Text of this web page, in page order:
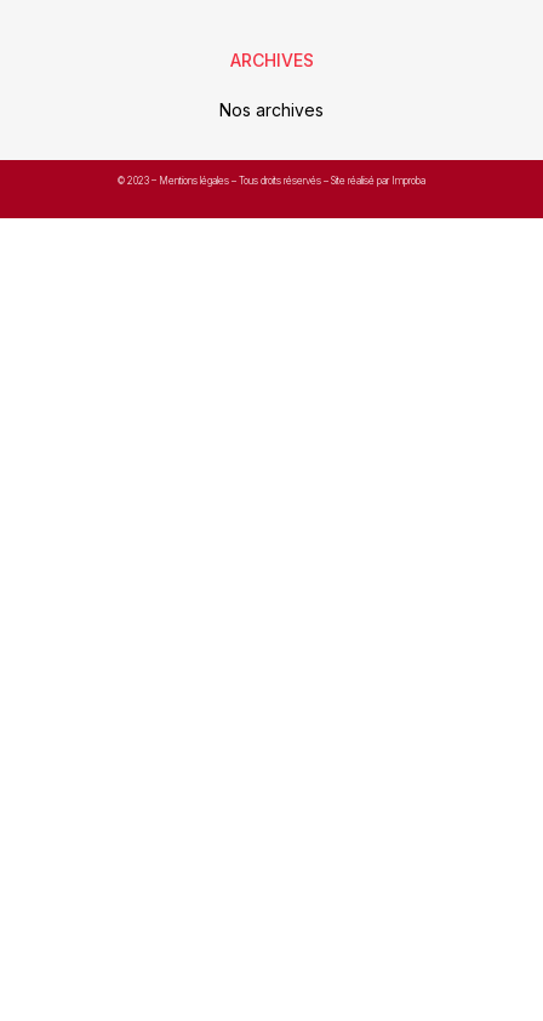
ARCHIVES
Nos archives
© 2023 – Mentions légales – Tous droits réservés – Site réalisé par Improba